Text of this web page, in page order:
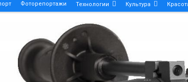
Фоторепортажи Технологии Культура
Calatrava DATE – A True Symbol Of Elegance And Precision